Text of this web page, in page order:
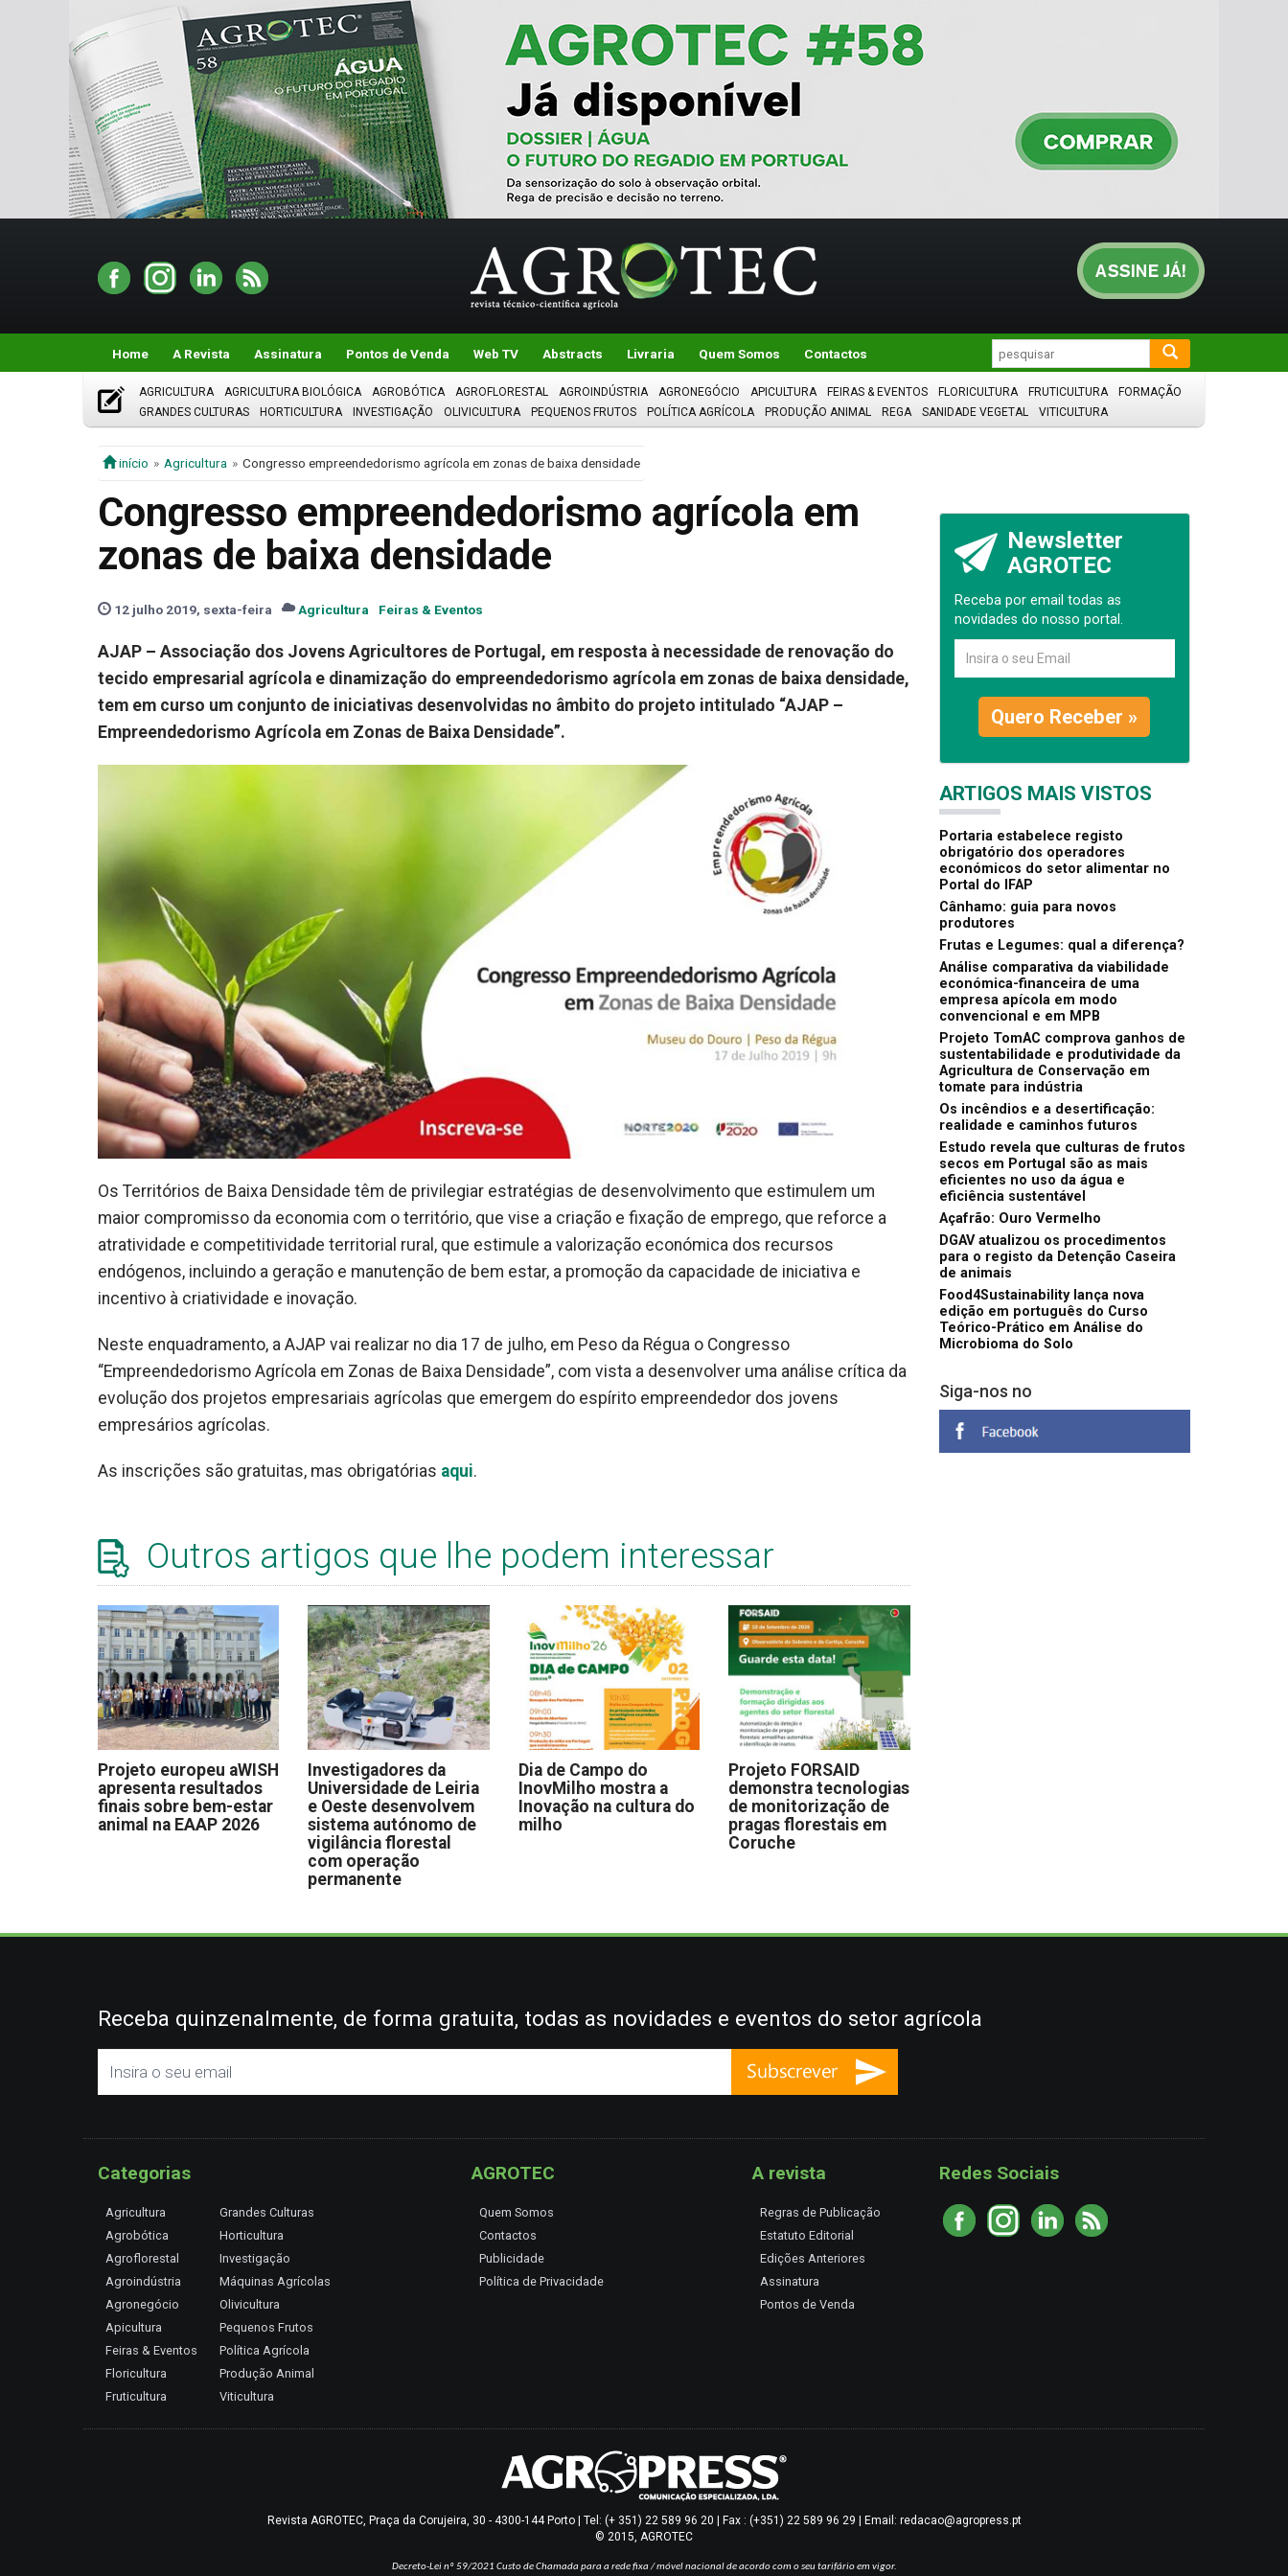
Home A Revista Assinatura Pontos de Venda Web TV Abstracts Livraria Quem Somos Contactos
AGRICULTURA AGRICULTURA BIOLÓGICA AGROBÓTICA AGROFLORESTAL AGROINDÚSTRIA AGRONEGÓCIO APICULTURA FEIRAS & EVENTOS FLORICULTURA FRUTICULTURA
FORMAÇÃO
GRANDES CULTURAS
HORTICULTURA INVESTIGAÇÃO OLIVICULTURA PEQUENOS FRUTOS POLÍTICA AGRÍCOLA PRODUÇÃO ANIMAL REGA SANIDADE VEGETAL VITICULTURA
início Agricultura Congresso empreendedorismo agrícola em zonas de baixa densidade
Congresso empreendedorismo agrícola em
zonas de baixa densidade
12 julho 2019, sexta-feira Agricultura Feiras & Eventos
AJAP – Associação dos Jovens Agricultores de Portugal, em resposta à necessidade de renovação do
tecido empresarial agrícola e dinamização do empreendedorismo agrícola em zonas de baixa densidade,
tem em curso um conjunto de iniciativas desenvolvidas no âmbito do projeto intitulado “AJAP –
Empreendedorismo Agrícola em Zonas de Baixa Densidade”.
Os Territórios de Baixa Densidade têm de privilegiar estratégias de desenvolvimento que estimulem um
maior compromisso da economia com o território, que vise a criação e fixação de emprego, que reforce a
atratividade e competitividade territorial rural, que estimule a valorização económica dos recursos
endógenos, incluindo a geração e manutenção de bem estar, a promoção da capacidade de iniciativa e
incentivo à criatividade e inovação.
Neste enquadramento, a AJAP vai realizar no dia 17 de julho, em Peso da Régua o Congresso
“Empreendedorismo Agrícola em Zonas de Baixa Densidade”, com vista a desenvolver uma análise crítica da
evolução dos projetos empresariais agrícolas que emergem do espírito empreendedor dos jovens
empresários agrícolas.
As inscrições são gratuitas, mas obrigatórias aqui.
Outros artigos que lhe podem interessar
Projeto europeu aWISH
apresenta resultados
finais sobre bem-estar
animal na EAAP 2026
Investigadores da
Universidade de Leiria
e Oeste desenvolvem
sistema autónomo de
vigilância florestal
com operação
permanente
Dia de Campo do
InovMilho mostra a
Inovação na cultura do
milho
Projeto FORSAID
demonstra tecnologias
de monitorização de
pragas florestais em
Coruche
Newsletter
AGROTEC
Receba por email todas as
novidades do nosso portal.
Quero Receber »
ARTIGOS MAIS VISTOS
Portaria estabelece registo
obrigatório dos operadores
económicos do setor alimentar no
Portal do IFAP
Cânhamo: guia para novos
produtores
Frutas e Legumes: qual a diferença?
Análise comparativa da viabilidade
económica-financeira de uma
empresa apícola em modo
convencional e em MPB
Projeto TomAC comprova ganhos de
sustentabilidade e produtividade da
Agricultura de Conservação em
tomate para indústria
Os incêndios e a desertificação:
realidade e caminhos futuros
Estudo revela que culturas de frutos
secos em Portugal são as mais
eficientes no uso da água e
eficiência sustentável
Açafrão: Ouro Vermelho
DGAV atualizou os procedimentos
para o registo da Detenção Caseira
de animais
Food4Sustainability lança nova
edição em português do Curso
Teórico-Prático em Análise do
Microbioma do Solo
Siga-nos no
Receba quinzenalmente, de forma gratuita, todas as novidades e eventos do setor agrícola
Categorias
Agricultura
Agrobótica
Agroflorestal
Agroindústria
Agronegócio
Apicultura
Feiras & Eventos
Floricultura
Fruticultura
Grandes Culturas
Horticultura
Investigação
Máquinas Agrícolas
Olivicultura
Pequenos Frutos
Política Agrícola
Produção Animal
Viticultura
AGROTEC
Quem Somos
Contactos
Publicidade
Política de Privacidade
A revista
Regras de Publicação
Estatuto Editorial
Edições Anteriores
Assinatura
Pontos de Venda
Redes Sociais
Revista AGROTEC, Praça da Corujeira, 30 - 4300-144 Porto | Tel: (+ 351) 22 589 96 20 | Fax : (+351) 22 589 96 29 | Email: redacao@agropress.pt
© 2015, AGROTEC
Decreto-Lei nº 59/2021 Custo de Chamada para a rede fixa / móvel nacional de acordo com o seu tarifário em vigor.